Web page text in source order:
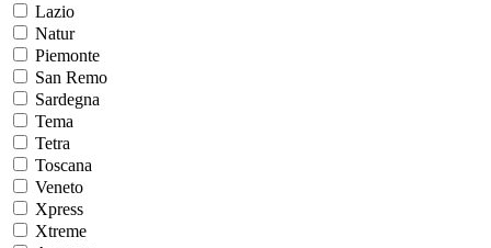
Lazio
Natur
Piemonte
San Remo
Sardegna
Tema
Tetra
Toscana
Veneto
Xpress
Xtreme